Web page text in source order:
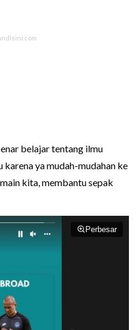
belajar tentang ilmu
karena ya mudah-mudahan ke
kita, membantu sepak
Perbesar